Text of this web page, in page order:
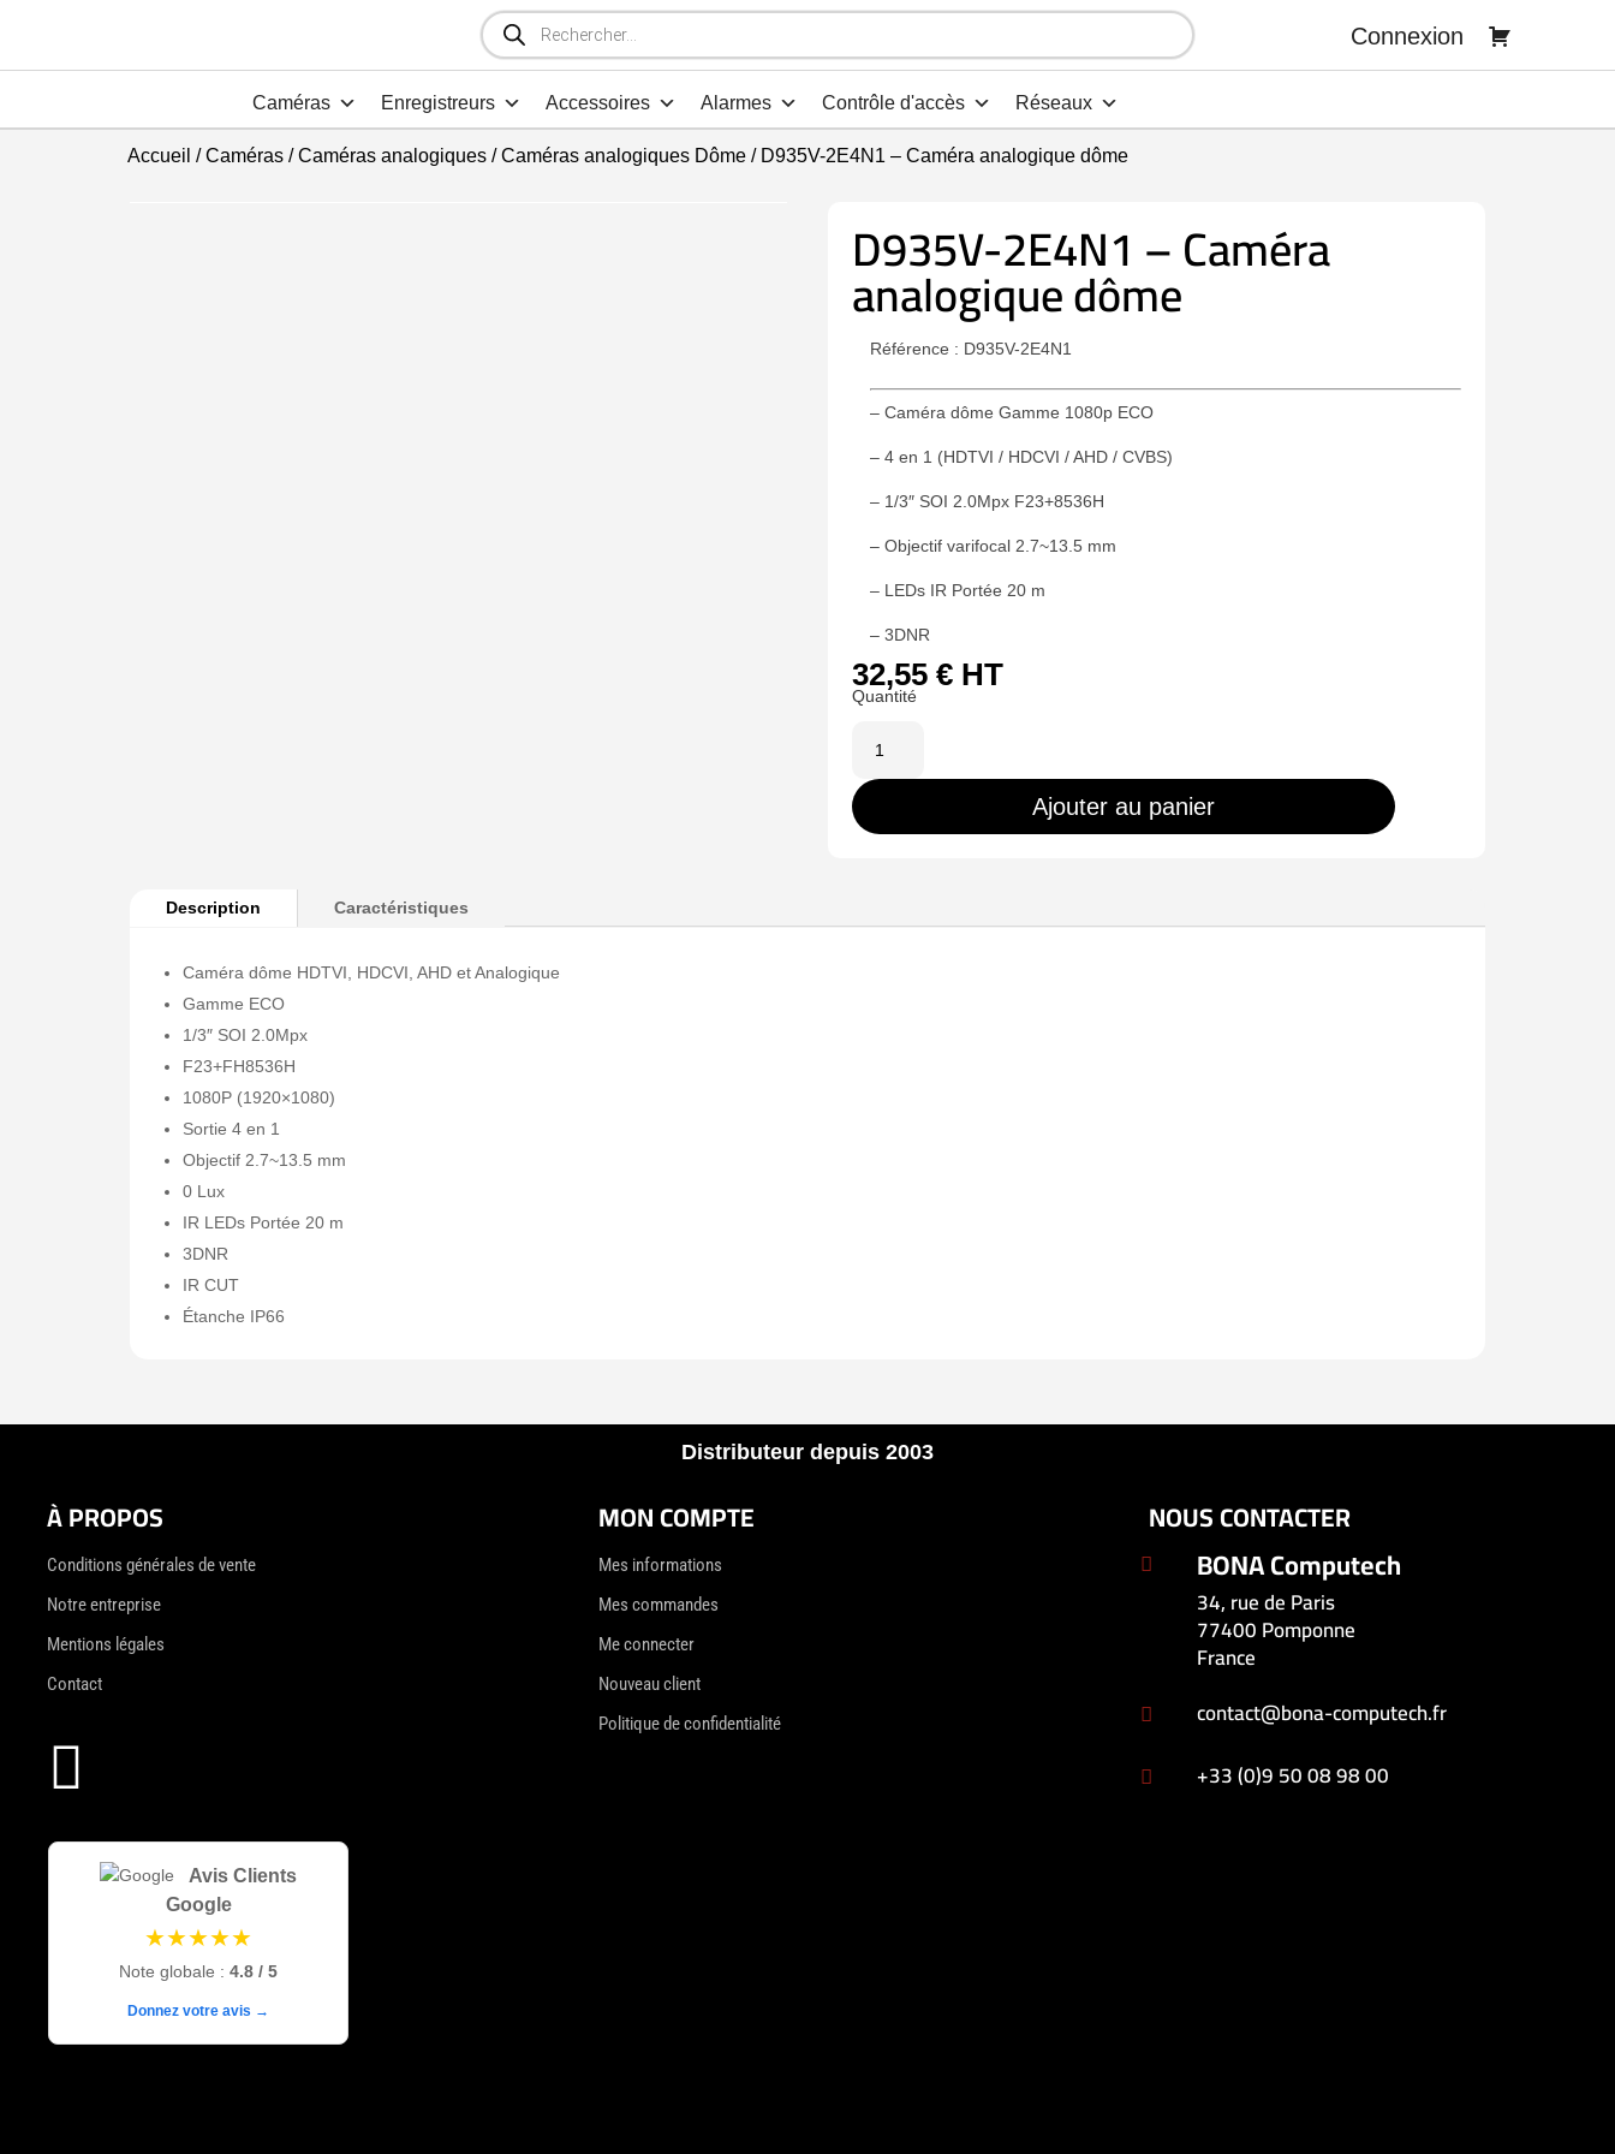
Recherche
de
produits
Connexion
Caméras Enregistreurs Accessoires Alarmes Contrôle d'accès Réseaux
Accueil /Caméras/Caméras analogiques/Caméras analogiques Dôme/ D935V-2E4N1 – Caméra analogique dôme
D935V-2E4N1 – Caméra
analogique dôme
Référence : D935V-2E4N1
– Caméra dôme Gamme 1080p ECO
– 4 en 1 (HDTVI / HDCVI / AHD / CVBS)
– 1/3″ SOI 2.0Mpx F23+8536H
– Objectif varifocal 2.7~13.5 mm
– LEDs IR Portée 20 m
– 3DNR
32,55 € HT
D935V-
2E4N1
dôme
Ajouter au panier
Description Caractéristiques
Caméra dôme HDTVI, HDCVI, AHD et Analogique
Gamme ECO
1/3″ SOI 2.0Mpx
F23+FH8536H
1080P (1920×1080)
Sortie 4 en 1
Objectif 2.7~13.5 mm
0 Lux
IR LEDs Portée 20 m
3DNR
IR CUT
Étanche IP66
Distributeur depuis 2003
À PROPOS
Conditions générales de vente
Notre entreprise
Mentions légales
Contact

Avis Clients
Google
★★★★★
Note globale : 4.8 / 5
Donnez votre avis →
MON COMPTE
Mes informations
Mes commandes
Me connecter
Nouveau client
Politique de confidentialité
NOUS CONTACTER
 BONA Computech
34, rue de Paris
77400 Pomponne
France
 contact@bona-computech.fr
 +33 (0)9 50 08 98 00